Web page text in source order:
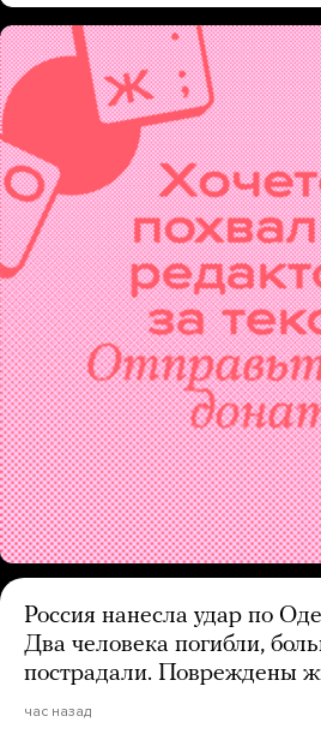
Россия нанесла удар по
Два человека погибли,
пострадали. Повреждены
час назад